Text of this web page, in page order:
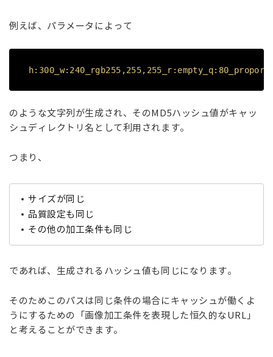
例えば、パラメータによって
のような文字列が生成され、そのMD5ハッシュ値がキャッ
シュディレクトリ名として利用されます。
つまり、
サイズが同じ
品質設定も同じ
その他の加工条件も同じ
であれば、生成されるハッシュ値も同じになります。
そのためこのパスは同じ条件の場合にキャッシュが働くよ
うにするための「画像加工条件を表現した恒久的なURL」
と考えることができます。